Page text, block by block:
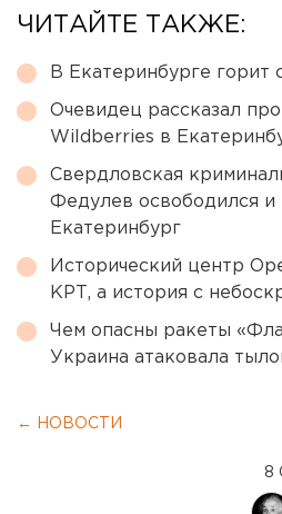
ЧИТАЙТЕ ТАКЖЕ:
В Екатеринбурге горит
Очевидец рассказал
Wildberries в
Свердловская
Федулев освободился и
Екатеринбург
Исторический центр
КРТ, а история с
Чем опасны ракеты
Украина атаковала
← НОВОСТИ
8